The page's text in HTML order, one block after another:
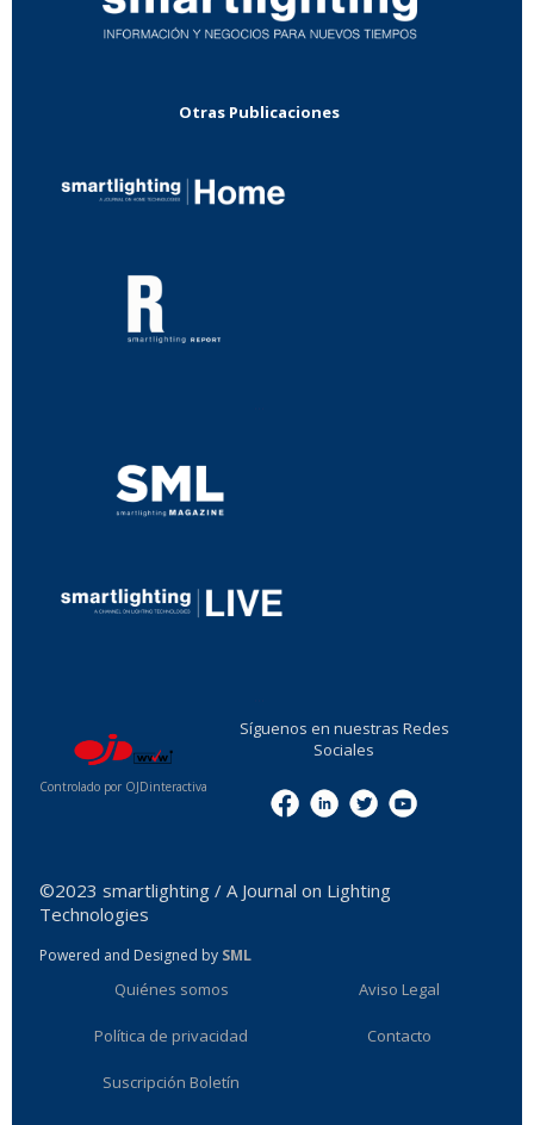
Otras Publicaciones
Controlado por OJDinteractiva
Síguenos en nuestras Redes
Sociales
©2023 smartlighting / A Journal on Lighting
Technologies
Powered and Designed by SML
Quiénes somos Aviso Legal
Política de privacidad Contacto
Suscripción Boletín